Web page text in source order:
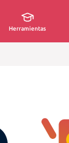
Herramientas